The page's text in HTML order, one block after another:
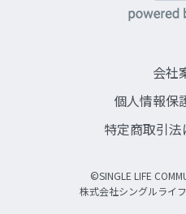
会社
個人情報保
特定商取引
©SINGLE LIFE
株式会社シングルライ